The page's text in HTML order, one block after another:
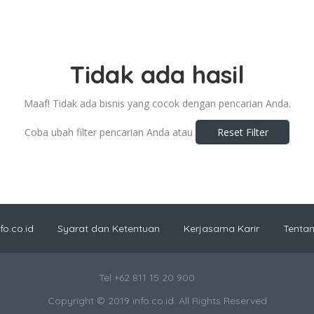
Tidak ada hasil
Maaf! Tidak ada bisnis yang cocok dengan pencarian Anda.
Coba ubah filter pencarian Anda atau Reset Filter
Syarat dan Ketentuan Kerjasama Karir
Tel +62 811 15 20 900
Copyright © 2019 info.co.id. All Rights Reserved